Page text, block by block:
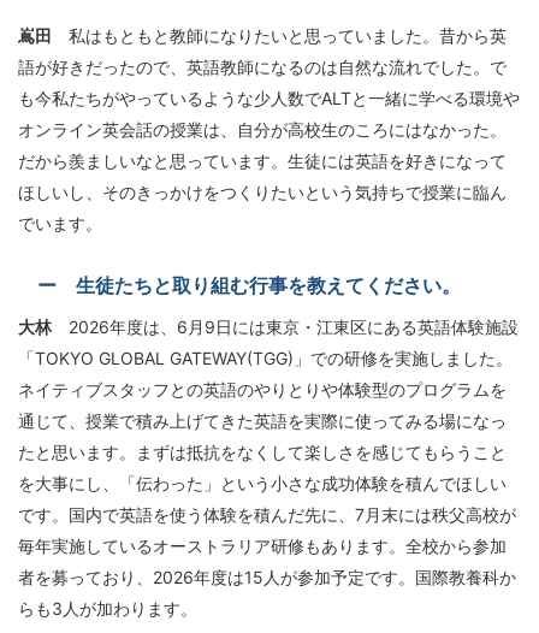
嶌田 私はもともと教師になりたいと思っていました。昔から英
語が好きだったので、英語教師になるのは自然な流れでした。で
も今私たちがやっているような少人数でALTと一緒に学べる環境や
オンライン英会話の授業は、自分が高校生のころにはなかった。
だから羨ましいなと思っています。生徒には英語を好きになって
ほしいし、そのきっかけをつくりたいという気持ちで授業に臨ん
でいます。
ー 生徒たちと取り組む行事を教えてください。
大林2026年度は、6月9日には東京・江東区にある英語体験施設
「TOKYO GLOBAL GATEWAY(TGG)」での研修を実施しました。
ネイティブスタッフとの英語のやりとりや体験型のプログラムを
通じて、授業で積み上げてきた英語を実際に使ってみる場になっ
たと思います。まずは抵抗をなくして楽しさを感じてもらうこと
を大事にし、「伝わった」という小さな成功体験を積んでほしい
です。国内で英語を使う体験を積んだ先に、7月末には秩父高校が
毎年実施しているオーストラリア研修もあります。全校から参加
者を募っており、2026年度は15人が参加予定です。国際教養科か
らも3人が加わります。